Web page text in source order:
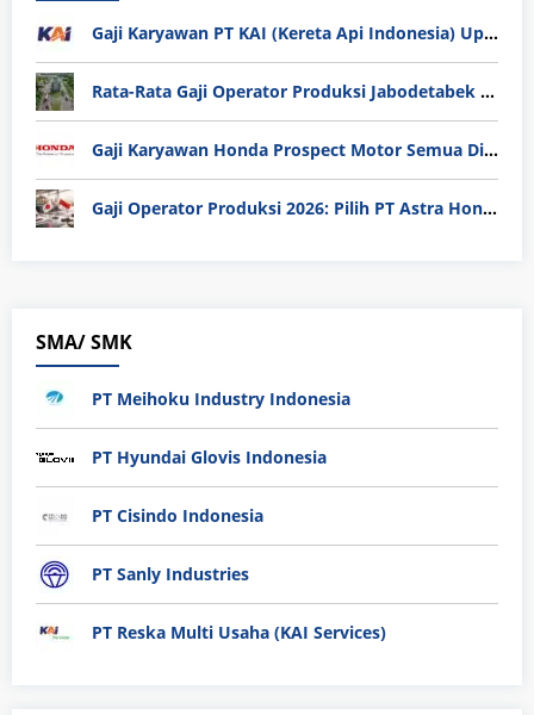
Gaji Karyawan PT KAI (Kereta Api Indonesia) Update 2025
Rata-Rata Gaji Operator Produksi Jabodetabek 2025: Bedah Tuntas UMK, Lemburan, dan Realita Hidup Buruh
Gaji Karyawan Honda Prospect Motor Semua Divisi
Gaji Operator Produksi 2026: Pilih PT Astra Honda Motor (AHM) atau Manufaktur di Jepang?
SMA/ SMK
PT Meihoku Industry Indonesia
PT Hyundai Glovis Indonesia
PT Cisindo Indonesia
PT Sanly Industries
PT Reska Multi Usaha (KAI Services)